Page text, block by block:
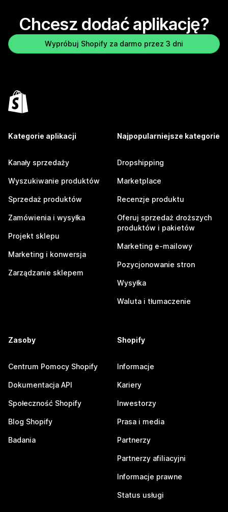
Chcesz dodać aplikację?
Wypróbuj Shopify za darmo przez 3 dni
Kategorie aplikacji
Kanały sprzedaży
Wyszukiwanie produktów
Sprzedaż produktów
Zamówienia i wysyłka
Projekt sklepu
Marketing i konwersja
Zarządzanie sklepem
Najpopularniejsze kategorie
Dropshipping
Marketplace
Recenzje produktu
Oferuj sprzedaż droższych
produktów i pakietów
Marketing e-mailowy
Pozycjonowanie stron
Wysyłka
Waluta i tłumaczenie
Zasoby
Centrum Pomocy Shopify
Dokumentacja API
Społeczność Shopify
Blog Shopify
Badania
Shopify
Informacje
Kariery
Inwestorzy
Prasa i media
Partnerzy
Partnerzy afiliacyjni
Informacje prawne
Status usługi